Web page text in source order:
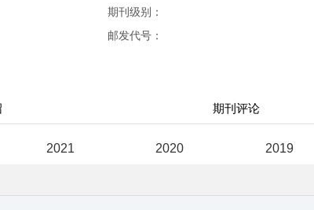
期刊级别：
邮发代号：
期刊评论
2021 2020 2019